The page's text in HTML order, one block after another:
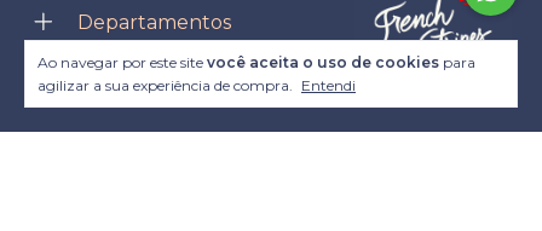
Ao navegar por este site você aceita o uso de cookies para
agilizar a sua experiência de compra. Entendi
Departamentos
Entre em contato